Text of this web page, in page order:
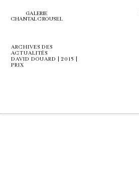
GALERIE
CHANTAL CROUSEL
ARCHIVES DES
ACTUALITÉS
DAVID DOUARD | 2015 |
PRIX